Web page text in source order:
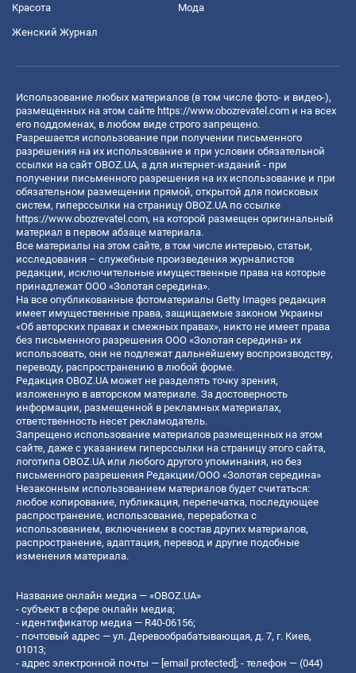
Красота Мода
Женский Журнал
Использование любых материалов (в том числе фото- и видео-),
размещенных на этом сайте https://www.obozrevatel.com и на всех
его поддоменах, в любом виде строго запрещено.
Разрешается использование при получении письменного
разрешения на их использование и при условии обязательной
ссылки на сайт OBOZ.UA, а для интернет-изданий - при
получении письменного разрешения на их использование и при
обязательном размещении прямой, открытой для поисковых
систем, гиперссылки на страницу OBOZ.UA по ссылке
https://www.obozrevatel.com, на которой размещен оригинальный
материал в первом абзаце материала.
Все материалы на этом сайте, в том числе интервью, статьи,
исследования – служебные произведения журналистов
редакции, исключительные имущественные права на которые
принадлежат ООО «Золотая середина».
На все опубликованные фотоматериалы Getty Images редакция
имеет имущественные права, защищаемые законом Украины
«Об авторских правах и смежных правах», никто не имеет права
без письменного разрешения ООО «Золотая середина» их
использовать, они не подлежат дальнейшему воспроизводству,
переводу, распространению в любой форме.
Редакция OBOZ.UA может не разделять точку зрения,
изложенную в авторском материале. За достоверность
информации, размещенной в рекламных материалах,
ответственность несет рекламодатель.
Запрещено использование материалов размещенных на этом
сайте, даже с указанием гиперссылки на страницу этого сайта,
логотипа OBOZ.UA или любого другого упоминания, но без
письменного разрешения Редакции/ООО «Золотая середина»
Незаконным использованием материалов будет считаться:
любое копирование, публикация, перепечатка, последующее
распространение, использование, переработка с
использованием, включением в состав других материалов,
распространение, адаптация, перевод и другие подобные
изменения материала.
Название онлайн медиа — «OBOZ.UA»
- субъект в сфере онлайн медиа;
- идентификатор медиа — R40-06156;
- почтовый адрес — ул. Деревообрабатывающая, д. 7, г. Киев,
01013;
- адрес электронной почты — [email protected]; - телефон — (044)